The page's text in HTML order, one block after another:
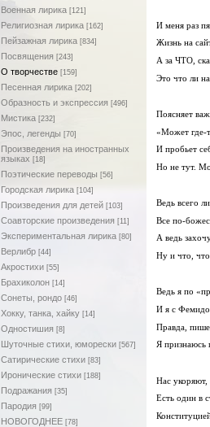
Военная лирика [121]
Религиозная лирика [162]
Пейзажная лирика [834]
Посвящения [243]
О творчестве [159]
Песенная лирика [202]
Образность и экспрессия [496]
Мистика [232]
Эпос, легенды [70]
Произведения на иностранных
языках [18]
Поэтические переводы [56]
Городская лирика [104]
Произведения для детей [103]
Соавторские произведения [11]
Экспериментальная лирика [80]
Верлибр [44]
Акростихи [55]
Брахиколон [14]
Сонеты, рондо [46]
Хокку, танка, хайку [14]
Одностишия [8]
Шуточные стихи, юморески [567]
Сатирические стихи [83]
Иронические стихи [188]
Подражания [35]
Пародия [99]
НОВОГОДНЕЕ [78]
И меня раз
Жизнь на
А за ЧТО,
Это что ли
Поясняет
«Может где-
И пробьет
Но не тут.
Ведь всего
Все по-
А ведь
Ну и что, что
Ведь я по
И я с
Правда,
Я признаюсь
Нас укоряют,
Есть один в